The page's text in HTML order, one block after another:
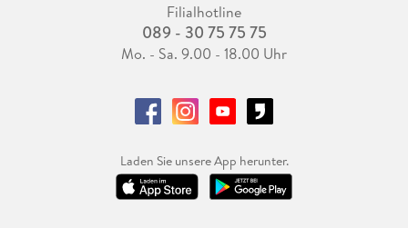
Filialhotline
089 - 30 75 75 75
Mo. - Sa. 9.00 - 18.00 Uhr
Laden Sie unsere App herunter.